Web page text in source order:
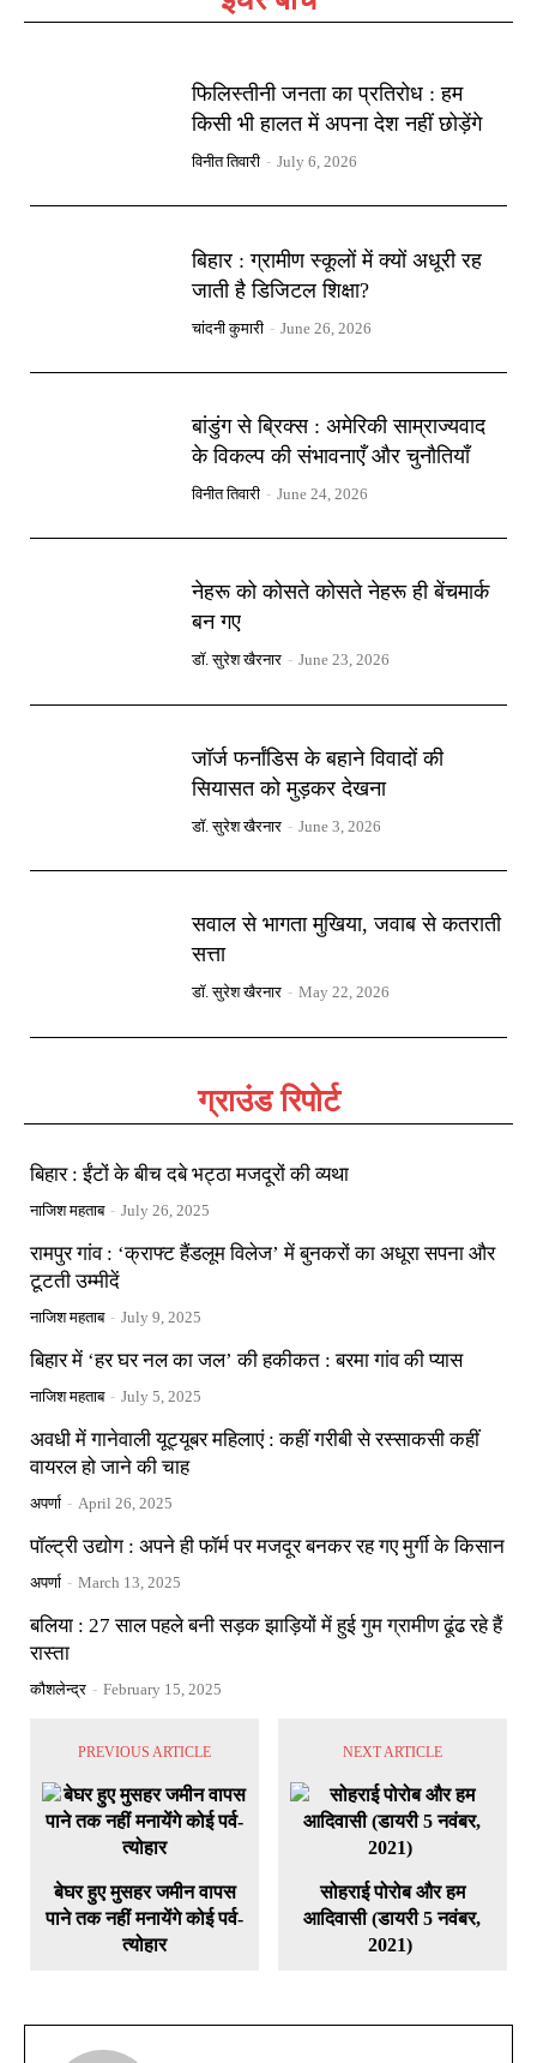
फिलिस्तीनी जनता का प्रतिरोध : हम
किसी भी हालत में अपना देश नहीं छोड़ेंगे
विनीत तिवारी - July 6, 2026
बिहार : ग्रामीण स्कूलों में क्यों अधूरी रह
जाती है डिजिटल शिक्षा?
चांदनी कुमारी - June 26, 2026
बांडुंग से ब्रिक्स : अमेरिकी साम्राज्यवाद
के विकल्प की संभावनाएँ और चुनौतियाँ
विनीत तिवारी - June 24, 2026
नेहरू को कोसते कोसते नेहरू ही बेंचमार्क
बन गए
डॉ. सुरेश खैरनार - June 23, 2026
जॉर्ज फर्नांडिस के बहाने विवादों की
सियासत को मुड़कर देखना
डॉ. सुरेश खैरनार - June 3, 2026
सवाल से भागता मुखिया, जवाब से कतराती
सत्ता
डॉ. सुरेश खैरनार - May 22, 2026
ग्राउंड रिपोर्ट
बिहार : ईंटों के बीच दबे भट्ठा मजदूरों की व्यथा
नाजिश महताब - July 26, 2025
रामपुर गांव : ‘क्राफ्ट हैंडलूम विलेज’ में बुनकरों का अधूरा सपना और
टूटती उम्मीदें
नाजिश महताब - July 9, 2025
बिहार में ‘हर घर नल का जल’ की हकीकत : बरमा गांव की प्यास
नाजिश महताब - July 5, 2025
अवधी में गानेवाली यूट्यूबर महिलाएं : कहीं गरीबी से रस्साकसी कहीं
वायरल हो जाने की चाह
अपर्णा - April 26, 2025
पॉल्ट्री उद्योग : अपने ही फॉर्म पर मजदूर बनकर रह गए मुर्गी के किसान
अपर्णा - March 13, 2025
बलिया : 27 साल पहले बनी सड़क झाड़ियों में हुई गुम ग्रामीण ढूंढ रहे हैं
रास्ता
कौशलेन्द्र - February 15, 2025
PREVIOUS ARTICLE
बेघर हुए मुसहर जमीन वापस
पाने तक नहीं मनायेंगे कोई पर्व-
त्योहार
NEXT ARTICLE
सोहराई पोरोब और हम
आदिवासी (डायरी 5 नवंबर,
2021)